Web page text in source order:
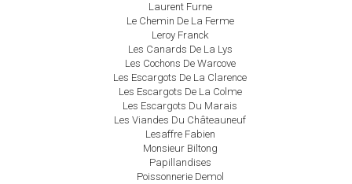
Laurent Furne
Le Chemin De La Ferme
Leroy Franck
Les Canards De La Lys
Les Cochons De Warcove
Les Escargots De La Clarence
Les Escargots De La Colme
Les Escargots Du Marais
Les Viandes Du Châteauneuf
Lesaffre Fabien
Monsieur Biltong
Papillandises
Poissonnerie Demol